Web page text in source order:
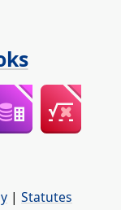
| Statutes